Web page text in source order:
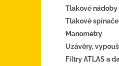
Tlakové nádoby
Tlakové
Manometry
Uzávěry,
Filtry ATLAS a